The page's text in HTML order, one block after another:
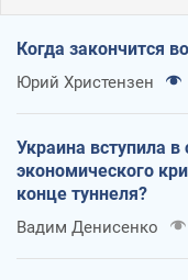
Когда закончится
Юрий Христензен
Украина вступила в
экономического
конце туннеля?
Вадим Денисенко